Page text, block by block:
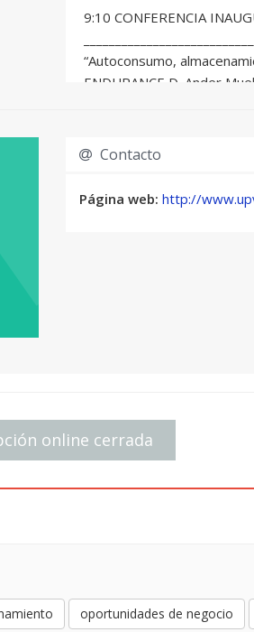
9:10 CONFERENCIA
“Autoconsumo,
ENDURANCE D. Ander
9:30 MESA REDONDA 1
“Autoconsumo”
Modera: BET SOLAR D.
POWER ELECTRONICS
Corporativa
GRUPO ETRA D. Antonio
Innovation
Contacto
Página web: http://
online cerrada
oportunidades de negocio